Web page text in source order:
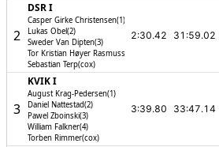
2
DSR I
Casper Girke Christensen(1)
Lukas Obel(2)
Sweder Van Dipten(3)
Tor Kristian Høyer Rasmussen(4)
Sebastian Terp(cox)
2:30.42 31:59.02
3
KVIK I
August Krag-Pedersen(1)
Daniel Nattestad(2)
Pawel Zboinski(3)
William Falkner(4)
Torben Rimmer(cox)
3:39.80 33:47.14